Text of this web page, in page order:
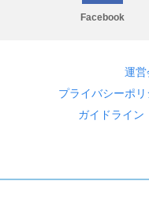
Facebook
運営
プライバシーポリ
ガイドライン